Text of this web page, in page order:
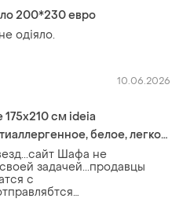
200*230 евро
одіяло.
10.06.2026
см ideia
белое, легкое
и домаШафа не
задачей...продавцы
с
вещи как